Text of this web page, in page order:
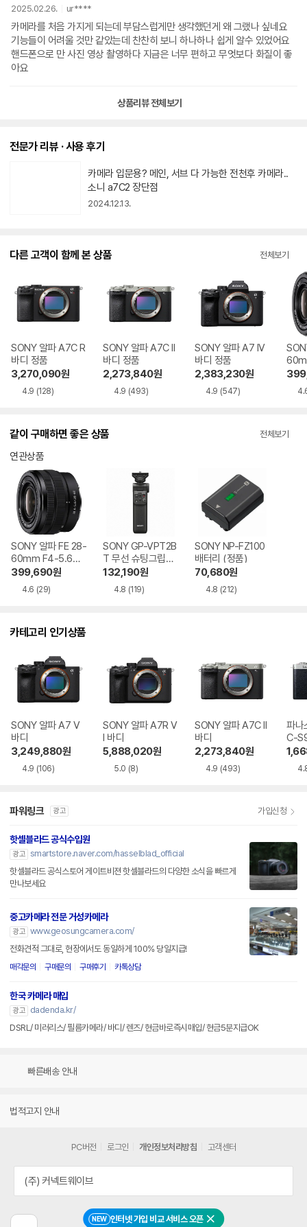
NEW 인터넷 가입 비교 서비스 오픈 닫기
2025.02.26. ur****
카메라를 처음 가지게 되는데 부담스럽게만 생각했던게 왜 그랬나 싶네요
기능들이 어려울 것만 같았는데 찬찬히 보니 하나하나 쉽게 알수 있었어요
핸드폰으로 만 사진 영상 촬영하다 지금은 너무 편하고 무엇보다 화질이 좋
아요
상품리뷰 전체보기
전문가 리뷰 · 사용 후기
동
영
상
아
카메라 입문용? 메인, 서브 다 가능한
전천후 카메라.. 소니 a7C2 장단점
바디 정품
3,270,090
(128)
바디 정품
2,273,840
(493)
바디 정품
2,383,230
(547)
품
SONY 알파 FE 28-
60mm F4-5.6
(정품)
399,690원
4.6
SONY GP-VPT2B
T 무선 슈팅그립
(해외구매)
132,190원
4.8 (119)
SONY NP-FZ100
배터리 (정품)
70,680원
4.8 (212)
바디
3,249,880
(106)
I 바디
5,888,020
(8)
바디
2,273,840
(493)
C-
광고 smartstore.naver.com/hasselblad_official
핫셀블라드 공식스토어 게이트비젼 핫셀블라드의 다양한 소식을 빠르게
만나보세요
광고 www.geosungcamera.com/
전화견적 그대로, 현장에서도 동일하게 100% 당일지급!
구매문의
광고 dadenda.kr/
DSRL/ 미러리스/ 필름카메라/ 바디/ 렌즈/ 현금바로즉시매입/ 현금5분지급OK
(주) 커넥트웨이브